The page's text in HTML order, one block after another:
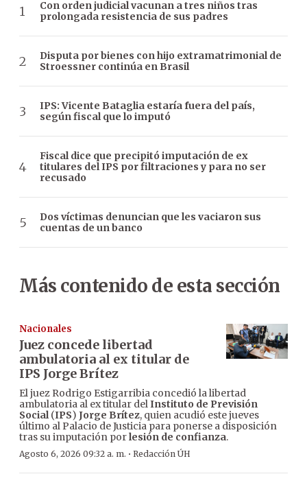
Con orden judicial vacunan a tres niños tras
prolongada resistencia de sus padres
Disputa por bienes con hijo extramatrimonial de
Stroessner continúa en Brasil
IPS: Vicente Bataglia estaría fuera del país,
según fiscal que lo imputó
Fiscal dice que precipitó imputación de ex
titulares del IPS por filtraciones y para no ser
recusado
Dos víctimas denuncian que les vaciaron sus
cuentas de un banco
Más contenido de esta sección
Nacionales
Juez concede libertad
ambulatoria al ex titular de
IPS Jorge Brítez
El juez Rodrigo Estigarribia concedió la libertad
ambulatoria al ex titular delInstituto de Previsión
Social(IPS) Jorge Brítez, quien acudió este jueves
último al Palacio de Justicia para ponerse a disposición
tras su imputación porlesión de confianza.
Agosto 6, 2026 09:32 a. m. · Redacción ÚH